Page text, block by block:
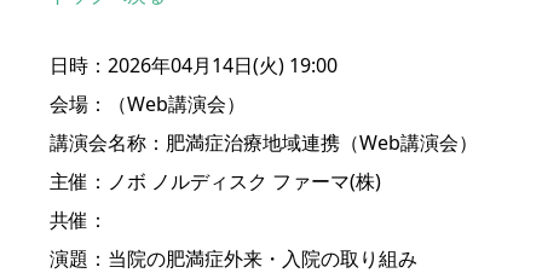
日時：2026年04月14日(火) 19:00
会場：（Web講演会）
講演会名称：肥満症治療地域連携（Web講演会）
主催：ノボ ノルディスク ファーマ(株)
共催：
演題：当院の肥満症外来・入院の取り組み